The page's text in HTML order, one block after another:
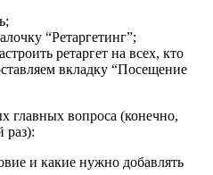
“Ретаргетинг”;
ретаргет на всех, кто
вкладку “Посещение
главных вопроса (конечно,
раз):
и какие нужно добавлять